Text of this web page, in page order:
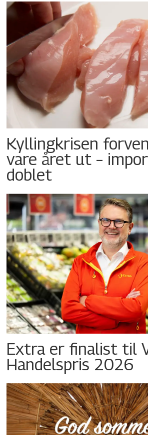
Kyllingkrisen
vare året ut –
doblet
Extra er finalist til
Handelspris 2026